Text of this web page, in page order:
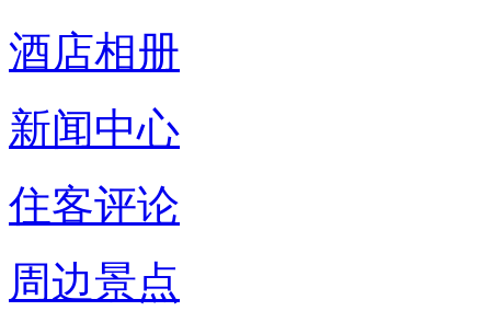
酒店相册
新闻中心
住客评论
周边景点